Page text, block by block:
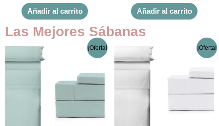
Añadir al carrito Añadir al carrito
Las Mejores Sábanas
¡Oferta!
precio
103,98 €.
El
precio
actual
74,32 €.
Este
producto
múltiples
variantes.
Las
se
¡Oferta!
precio
103,98 €.
El
Este